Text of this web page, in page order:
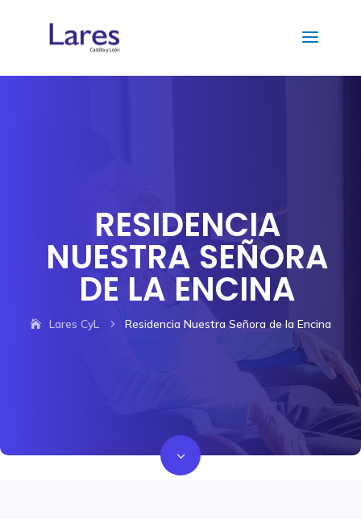
RESIDENCIA
NUESTRA SEÑORA
DE LA ENCINA
Lares CyL 5 Residencia Nuestra Señora de la Encina
3